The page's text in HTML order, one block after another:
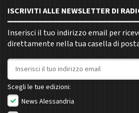
ISCRIVITI ALLE NEWSLETTER DI
Inserisci il tuo indirizzo email per
direttamente nella tua casella di
Indirizzo email
Scegli le tue edizioni:
News Alessandria